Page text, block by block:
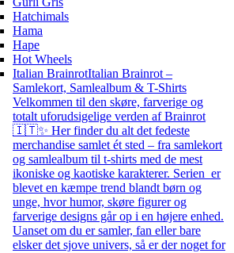
Hatchimals
Hama
Hape
Hot Wheels
Italian BrainrotItalian Brainrot –
Samlekort, Samlealbum & T-Shirts
Velkommen til den skøre, farverige og
totalt uforudsigelige verden af Brainrot
🇮🇹✨ Her finder du alt det fedeste
merchandise samlet ét sted – fra samlekort
og samlealbum til t-shirts med de mest
ikoniske og kaotiske karakterer. Serien er
blevet en kæmpe trend blandt børn og
unge, hvor humor, skøre figurer og
farverige designs går op i en højere enhed.
Uanset om du er samler, fan eller bare
elsker det sjove univers, så er der noget for